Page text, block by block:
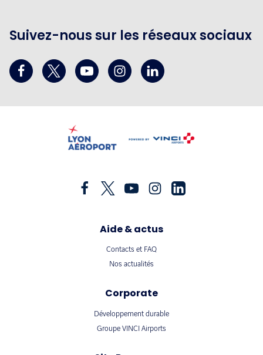
Suivez-nous sur les réseaux sociaux
Aide & actus
Contacts et FAQ
Nos actualités
Corporate
Développement durable
Groupe VINCI Airports